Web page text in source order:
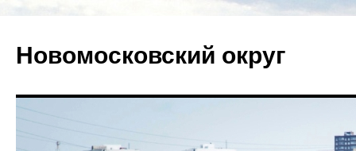
Новомосковский округ